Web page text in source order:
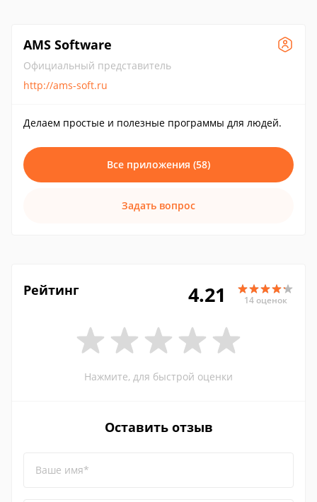
AMS Software
Официальный представитель
http://ams-soft.ru
Делаем простые и полезные программы для людей.
Все приложения (58)
Задать вопрос
Рейтинг 4.21 14 оценок
Нажмите, для быстрой оценки
Оставить отзыв
Ваше имя*